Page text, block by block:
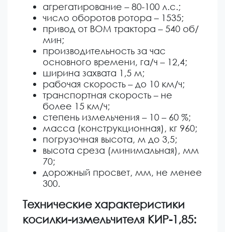
агрегатирование – 80-100 л.с.;
число оборотов ротора – 1535;
привод от ВОМ трактора – 540 об/
мин;
производительность за час
основного времени, га/ч – 12,4;
ширина захвата 1,5 м;
рабочая скорость – до 10 км/ч;
транспортная скорость – не
более 15 км/ч;
степень измельчения – 10 – 60 %;
масса (конструкционная), кг 960;
погрузочная высота, м до 3,5;
высота среза (минимальная), мм
70;
дорожный просвет, мм, не менее
300.
Технические характеристики
косилки-измельчителя КИР-1,85: